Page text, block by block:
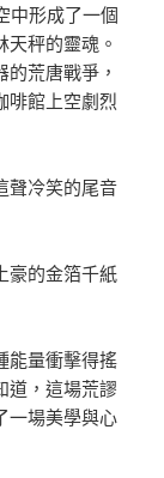
中形成了一個
天秤的靈魂。
荒唐戰爭，
啡館上空劇烈
聲冷笑的尾音
豪的金箔千紙
能量衝擊得搖
道，這場荒謬
一場美學與心